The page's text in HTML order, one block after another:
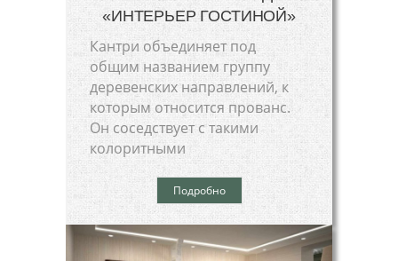
«ИНТЕРЬЕР ГОСТИНОЙ»
Кантри объединяет под
общим названием группу
деревенских направлений, к
которым относится прованс.
Он соседствует с такими
колоритными
Подробно